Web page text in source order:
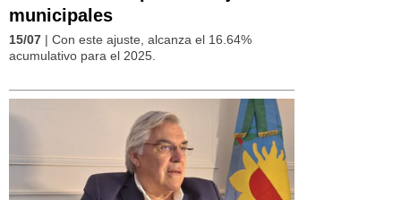
municipales
15/07 | Con este ajuste, alcanza el 16.64%
acumulativo para el 2025.